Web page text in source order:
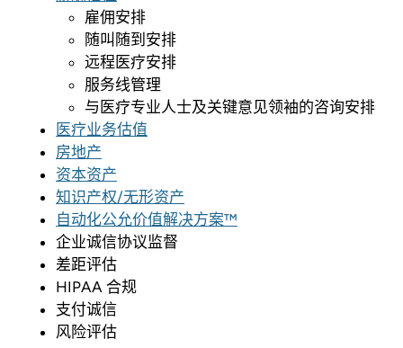
雇佣安排
随叫随到安排
远程医疗安排
服务线管理
与医疗专业人士及关键意见领袖的咨询安排
医疗业务估值
房地产
资本资产
知识产权/无形资产
自动化公允价值解决方案™
企业诚信协议监督
差距评估
HIPAA 合规
支付诚信
风险评估